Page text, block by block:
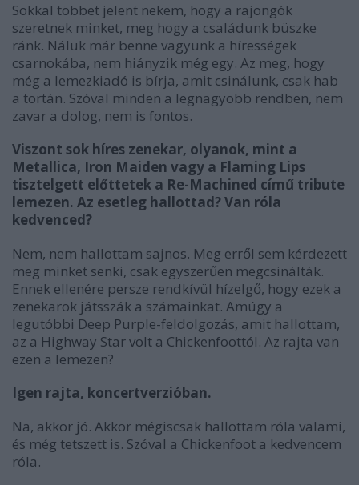
Sokkal többet jelent nekem, hogy a rajongók
szeretnek minket, meg hogy a családunk büszke
ránk. Náluk már benne vagyunk a hírességek
csarnokába, nem hiányzik még egy. Az meg, hogy
még a lemezkiadó is bírja, amit csinálunk, csak hab
a tortán. Szóval minden a legnagyobb rendben, nem
zavar a dolog, nem is fontos.
Viszont sok híres zenekar, olyanok, mint a
Metallica, Iron Maiden vagy a Flaming Lips
tisztelgett előttetek a Re-Machined című tribute
lemezen. Az esetleg hallottad? Van róla
kedvenced?
Nem, nem hallottam sajnos. Meg erről sem kérdezett
meg minket senki, csak egyszerűen megcsinálták.
Ennek ellenére persze rendkívül hízelgő, hogy ezek a
zenekarok játsszák a számainkat. Amúgy a
legutóbbi Deep Purple-feldolgozás, amit hallottam,
az a Highway Star volt a Chickenfoottól. Az rajta van
ezen a lemezen?
Igen rajta, koncertverzióban.
Na, akkor jó. Akkor mégiscsak hallottam róla valami,
és még tetszett is. Szóval a Chickenfoot a kedvencem
róla.